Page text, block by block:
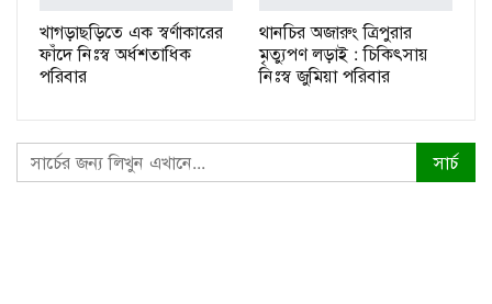
খাগড়াছড়িতে এক স্বর্ণাকারের
ফাঁদে নিঃস্ব অর্ধশতাধিক
পরিবার
থানচির অজারুং ত্রিপুরার
মৃত্যুপণ লড়াই : চিকিৎসায়
নিঃস্ব জুমিয়া পরিবার